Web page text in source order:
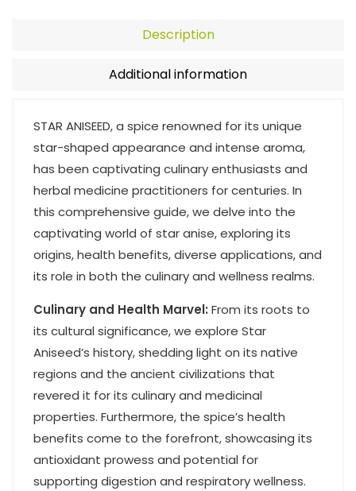
Description
Additional information
STAR ANISEED, a spice renowned for its unique
star-shaped appearance and intense aroma,
has been captivating culinary enthusiasts and
herbal medicine practitioners for centuries. In
this comprehensive guide, we delve into the
captivating world of star anise, exploring its
origins, health benefits, diverse applications, and
its role in both the culinary and wellness realms.
Culinary and Health Marvel: From its roots to
its cultural significance, we explore Star
Aniseed’s history, shedding light on its native
regions and the ancient civilizations that
revered it for its culinary and medicinal
properties. Furthermore, the spice’s health
benefits come to the forefront, showcasing its
antioxidant prowess and potential for
supporting digestion and respiratory wellness.